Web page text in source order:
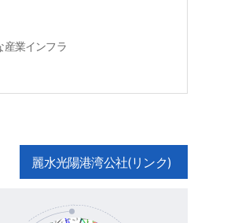
産業インフラ
麗水光陽港湾公社(リンク)